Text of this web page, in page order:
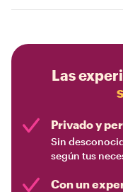
Las
Privado y
Sin
según tus
Con un